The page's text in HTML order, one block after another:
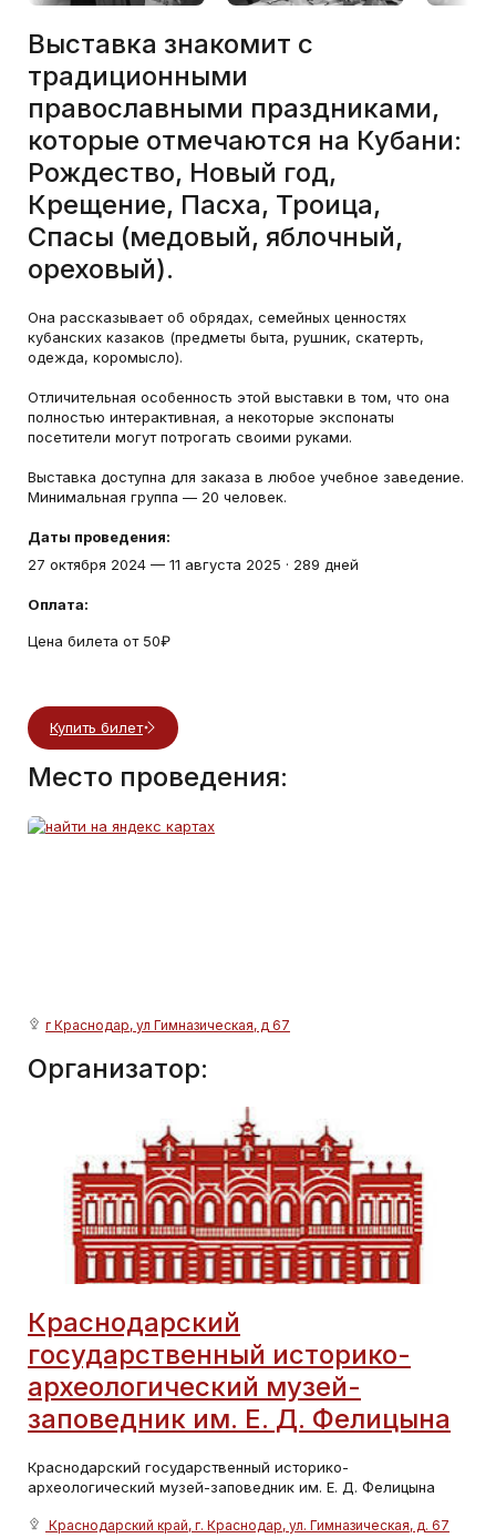
Выставка знакомит с
традиционными
православными праздниками,
которые отмечаются на Кубани:
Рождество, Новый год,
Крещение, Пасха, Троица,
Спасы (медовый, яблочный,
ореховый).
Она рассказывает об обрядах, семейных ценностях
кубанских казаков (предметы быта, рушник, скатерть,
одежда, коромысло).
Отличительная особенность этой выставки в том, что она
полностью интерактивная, а некоторые экспонаты
посетители могут потрогать своими руками.
Выставка доступна для заказа в любое учебное заведение.
Минимальная группа — 20 человек.
Даты проведения:
27 октября 2024 — 11 августа 2025 · 289 дней
Оплата:
Цена билета от 50₽
Купить билет
Место проведения:
г Краснодар, ул Гимназическая, д 67
Организатор:
Краснодарский
государственный историко-
археологический музей-
заповедник им. Е. Д. Фелицына
Краснодарский государственный историко-
археологический музей-заповедник им. Е. Д. Фелицына
Краснодарский край, г. Краснодар, ул. Гимназическая, д. 67